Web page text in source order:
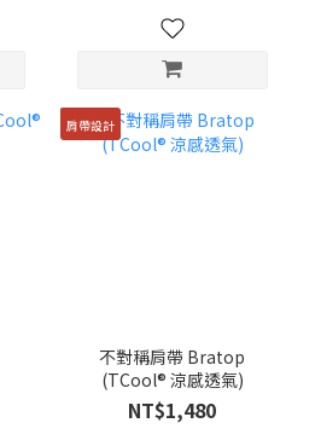
肩帶設計
不對稱肩帶 Bratop
(TCool® 涼感透氣)
NT$1,480